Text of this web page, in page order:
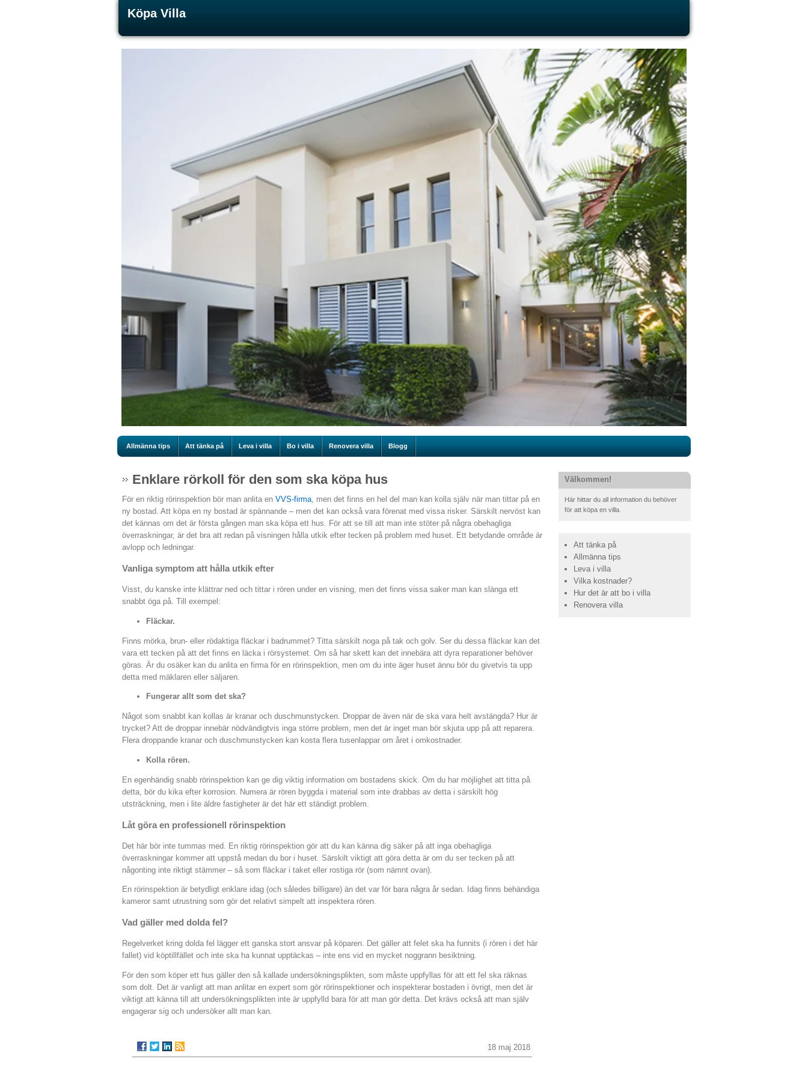
Köpa Villa
Allmänna tips Att tänka på Leva i villa Bo i villa Renovera villa Blogg
Välkommen!
Här hittar du all information du behöver
för att köpa en villa.
Att tänka på
Allmänna tips
Leva i villa
Vilka kostnader?
Hur det är att bo i villa
Renovera villa
Enklare rörkoll för den som ska köpa hus
För en riktig rörinspektion bör man anlita en VVS-firma, men det finns en hel del man kan kolla själv när man tittar på en
ny bostad. Att köpa en ny bostad är spännande – men det kan också vara förenat med vissa risker. Särskilt nervöst kan
det kännas om det är första gången man ska köpa ett hus. För att se till att man inte stöter på några obehagliga
överraskningar, är det bra att redan på visningen hålla utkik efter tecken på problem med huset. Ett betydande område är
avlopp och ledningar.
Vanliga symptom att hålla utkik efter
Visst, du kanske inte klättrar ned och tittar i rören under en visning, men det finns vissa saker man kan slänga ett
snabbt öga på. Till exempel:
Fläckar.
Finns mörka, brun- eller rödaktiga fläckar i badrummet? Titta särskilt noga på tak och golv. Ser du dessa fläckar kan det
vara ett tecken på att det finns en läcka i rörsystemet. Om så har skett kan det innebära att dyra reparationer behöver
göras. Är du osäker kan du anlita en firma för en rörinspektion, men om du inte äger huset ännu bör du givetvis ta upp
detta med mäklaren eller säljaren.
Fungerar allt som det ska?
Något som snabbt kan kollas är kranar och duschmunstycken. Droppar de även när de ska vara helt avstängda? Hur är
trycket? Att de droppar innebär nödvändigtvis inga större problem, men det är inget man bör skjuta upp på att reparera.
Flera droppande kranar och duschmunstycken kan kosta flera tusenlappar om året i omkostnader.
Kolla rören.
En egenhändig snabb rörinspektion kan ge dig viktig information om bostadens skick. Om du har möjlighet att titta på
detta, bör du kika efter korrosion. Numera är rören byggda i material som inte drabbas av detta i särskilt hög
utsträckning, men i lite äldre fastigheter är det här ett ständigt problem.
Låt göra en professionell rörinspektion
Det här bör inte tummas med. En riktig rörinspektion gör att du kan känna dig säker på att inga obehagliga
överraskningar kommer att uppstå medan du bor i huset. Särskilt viktigt att göra detta är om du ser tecken på att
någonting inte riktigt stämmer – så som fläckar i taket eller rostiga rör (som nämnt ovan).
En rörinspektion är betydligt enklare idag (och således billigare) än det var för bara några år sedan. Idag finns behändiga
kameror samt utrustning som gör det relativt simpelt att inspektera rören.
Vad gäller med dolda fel?
Regelverket kring dolda fel lägger ett ganska stort ansvar på köparen. Det gäller att felet ska ha funnits (i rören i det här
fallet) vid köptillfället och inte ska ha kunnat upptäckas – inte ens vid en mycket noggrann besiktning.
För den som köper ett hus gäller den så kallade undersökningsplikten, som måste uppfyllas för att ett fel ska räknas
som dolt. Det är vanligt att man anlitar en expert som gör rörinspektioner och inspekterar bostaden i övrigt, men det är
viktigt att känna till att undersökningsplikten inte är uppfylld bara för att man gör detta. Det krävs också att man själv
engagerar sig och undersöker allt man kan.
18 maj 2018